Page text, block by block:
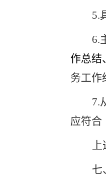
5.
6.
作总结
务工作
7.
应符合
七